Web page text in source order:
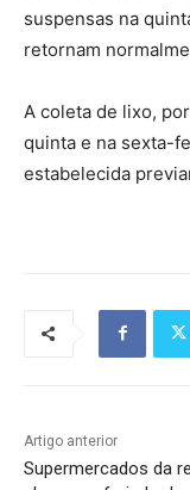
suspensas na
retornam
A coleta de lixo,
quinta e na sexta-
estabelecida
Artigo anterior
Supermercados da